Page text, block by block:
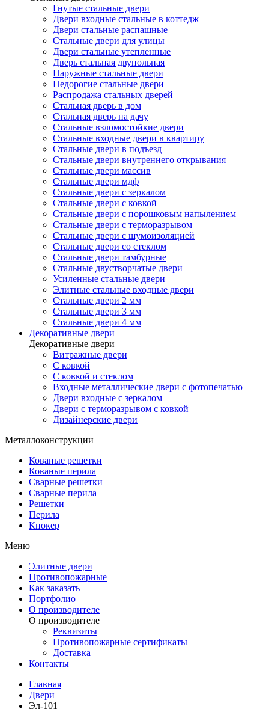
Гнутые стальные двери
Двери входные стальные в коттедж
Двери стальные распашные
Стальные двери для улицы
Двери стальные утепленные
Дверь стальная двупольная
Наружные стальные двери
Недорогие стальные двери
Распродажа стальных дверей
Стальная дверь в дом
Стальная дверь на дачу
Стальные взломостойкие двери
Стальные входные двери в квартиру
Стальные двери в подъезд
Стальные двери внутреннего открывания
Стальные двери массив
Стальные двери мдф
Стальные двери с зеркалом
Стальные двери с ковкой
Стальные двери с порошковым напылением
Стальные двери с терморазрывом
Стальные двери с шумоизоляцией
Стальные двери со стеклом
Стальные двери тамбурные
Стальные двустворчатые двери
Усиленные стальные двери
Элитные стальные входные двери
Стальные двери 2 мм
Стальные двери 3 мм
Стальные двери 4 мм
Декоративные двери
Декоративные двери
Витражные двери
С ковкой
С ковкой и стеклом
Входные металлические двери с фотопечатью
Двери входные с зеркалом
Двери с терморазрывом с ковкой
Дизайнерские двери
Металлоконструкции
Кованые решетки
Кованые перила
Сварные решетки
Сварные перила
Решетки
Перила
Кнокер
Меню
Элитные двери
Противопожарные
Как заказать
Портфолио
О производителе
О производителе
Реквизиты
Противопожарные сертификаты
Доставка
Контакты
Главная
Двери
Эл-101